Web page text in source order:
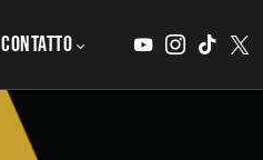
CONTATTO